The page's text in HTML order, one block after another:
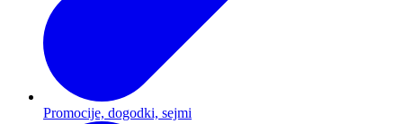
Promocije, dogodki, sejmi